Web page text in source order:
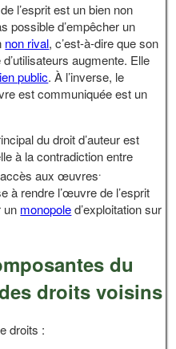
l’esprit est un bien non
possible d’empêcher un
non rival, c’est-à-dire que son
augmente. Elle
public. À l’inverse, le
est communiquée est un
du droit d’auteur est
à la contradiction entre
aux œuvres.
à rendre l’œuvre de l’esprit
un monopoled’exploitation sur
du
droits voisins
droits :